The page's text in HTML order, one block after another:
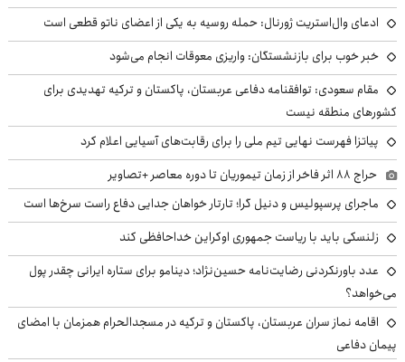
ادعای وال‌استریت ژورنال: حمله روسیه به یکی از اعضای ناتو قطعی است
خبر خوب برای بازنشستگان: واریزی معوقات انجام می‌شود
مقام سعودی: توافقنامه دفاعی عربستان، پاکستان و ترکیه تهدیدی برای
کشورهای منطقه نیست
پیاتزا فهرست نهایی تیم ملی را برای رقابت‌های آسیایی اعلام کرد
حراج ۸۸ اثر فاخر از زمان تیموریان تا دوره معاصر +تصاویر
ماجرای پرسپولیس و دنیل گرا؛ تارتار خواهان جدایی دفاع راست سرخ‌ها است
زلنسکی باید با ریاست جمهوری اوکراین خداحافظی کند
عدد باورنکردنی رضایت‌نامه حسین‌نژاد؛ دینامو برای ستاره ایرانی چقدر پول
می‌خواهد؟
اقامه نماز سران عربستان، پاکستان و ترکیه در مسجدالحرام همزمان با امضای
پیمان دفاعی